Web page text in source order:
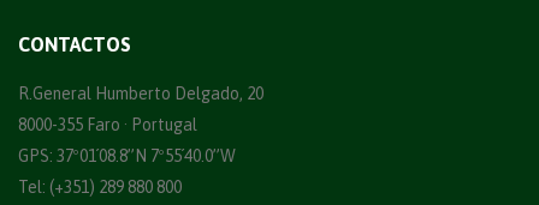
CONTACTOS
R.General Humberto Delgado, 20
8000-355 Faro · Portugal
GPS: 37º01´08.8”N 7º55´40.0”W
Tel: (+351) 289 880 800